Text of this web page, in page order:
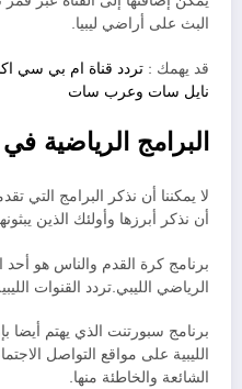
البث على أراضي ليبيا.
قد يهمك :
نايل سات وعرب سات
البرامج الرياضية في
لا يمكننا أن نذكر البرامج التي
أن نذكر أبرزها وأولئك الذين
برنامج كرة القدم والناس هو
الرياضي الليبي.تردد القنوات
برنامج سبورتنت الذي يهتم أيضا
الليبية على مواقع التواصل
الشائعة والخاطئة منها.